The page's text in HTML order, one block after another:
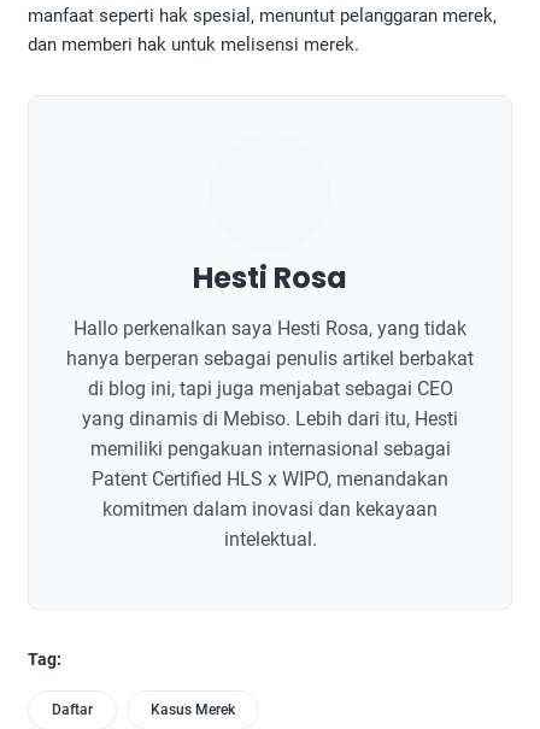
manfaat seperti hak spesial, menuntut pelanggaran merek,
dan memberi hak untuk melisensi merek.
Hesti Rosa
Hallo perkenalkan saya Hesti Rosa, yang tidak
hanya berperan sebagai penulis artikel berbakat
di blog ini, tapi juga menjabat sebagai CEO
yang dinamis di Mebiso. Lebih dari itu, Hesti
memiliki pengakuan internasional sebagai
Patent Certified HLS x WIPO, menandakan
komitmen dalam inovasi dan kekayaan
intelektual.
Tag:
Daftar Kasus Merek